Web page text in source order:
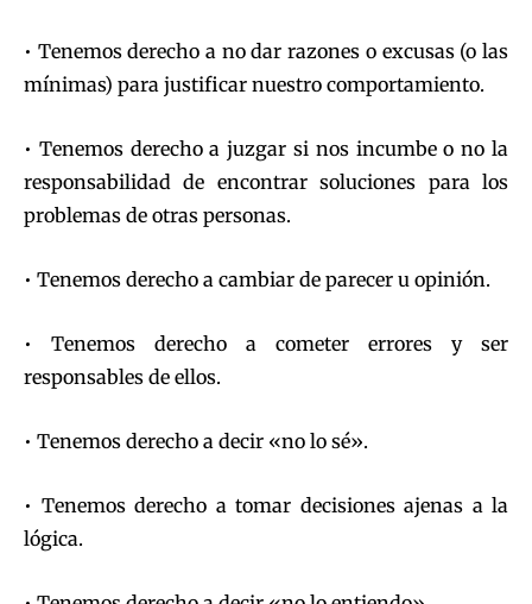
• Tenemos derecho a no dar razones o excusas (o las
mínimas) para justificar nuestro comportamiento.
• Tenemos derecho a juzgar si nos incumbe o no la
responsabilidad de encontrar soluciones para los
problemas de otras personas.
• Tenemos derecho a cambiar de parecer u opinión.
• Tenemos derecho a cometer errores y ser
responsables de ellos.
• Tenemos derecho a decir «no lo sé».
• Tenemos derecho a tomar decisiones ajenas a la
lógica.